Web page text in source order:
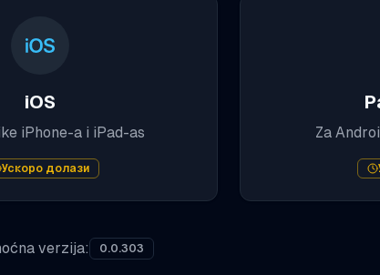
iOS
iPhone-a i iPad-as
Ускоро долази
Za
verzija: 0.0.303